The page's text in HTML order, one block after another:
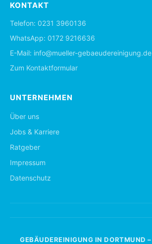
KONTAKT
Telefon: 0231 3960136
WhatsApp: 0172 9216636
E-Mail: info@mueller-gebaeudereinigung.de
Zum Kontaktformular
UNTERNEHMEN
Über uns
Jobs & Karriere
Ratgeber
Impressum
Datenschutz
GEBÄUDEREINIGUNG IN DORTMUND –